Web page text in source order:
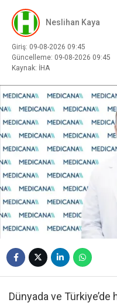
Neslihan Kaya
Giriş: 09-08-2026 09:45
Güncelleme: 09-08-2026 09:45
Kaynak: İHA
Dünyada ve